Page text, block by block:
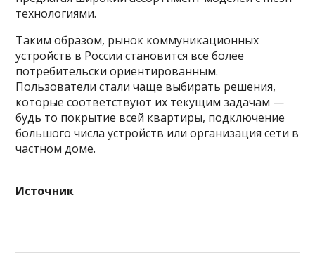
технологиями.
Таким образом, рынок коммуникационных
устройств в России становится все более
потребительски ориентированным.
Пользователи стали чаще выбирать решения,
которые соответствуют их текущим задачам —
будь то покрытие всей квартиры, подключение
большого числа устройств или организация сети в
частном доме.
Источник